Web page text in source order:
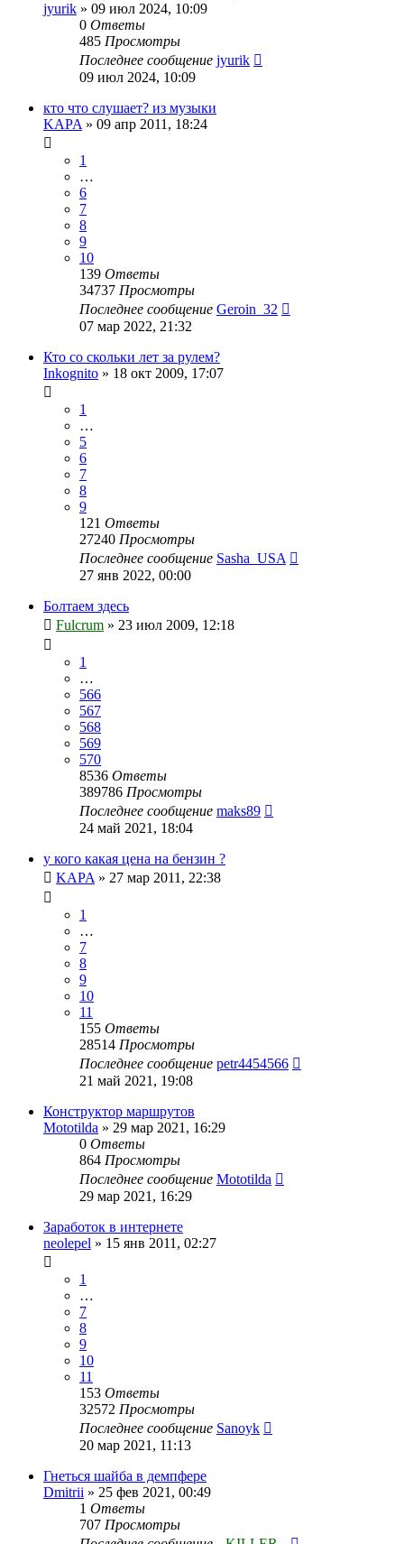
jyurik » 09 июл 2024, 10:09
0 Ответы
485 Просмотры
Последнее сообщение jyurik
09 июл 2024, 10:09
кто что слушает? из музыки
KAPA » 09 апр 2011, 18:24
1
…
6
7
8
9
10
139 Ответы
34737 Просмотры
Последнее сообщение Geroin_32
07 мар 2022, 21:32
Кто со скольки лет за рулем?
Inkognito » 18 окт 2009, 17:07
1
…
5
6
7
8
9
121 Ответы
27240 Просмотры
Последнее сообщение Sasha_USA
27 янв 2022, 00:00
Болтаем здесь
Fulcrum » 23 июл 2009, 12:18
1
…
566
567
568
569
570
8536 Ответы
389786 Просмотры
Последнее сообщение maks89
24 май 2021, 18:04
у кого какая цена на бензин ?
KAPA » 27 мар 2011, 22:38
1
…
7
8
9
10
11
155 Ответы
28514 Просмотры
Последнее сообщение petr4454566
21 май 2021, 19:08
Конструктор маршрутов
Mototilda » 29 мар 2021, 16:29
0 Ответы
864 Просмотры
Последнее сообщение Mototilda
29 мар 2021, 16:29
Заработок в интернете
neolepel » 15 янв 2011, 02:27
1
…
7
8
9
10
11
153 Ответы
32572 Просмотры
Последнее сообщение Sanoyk
20 мар 2021, 11:13
Гнеться шайба в демпфере
Dmitrii » 25 фев 2021, 00:49
1 Ответы
707 Просмотры